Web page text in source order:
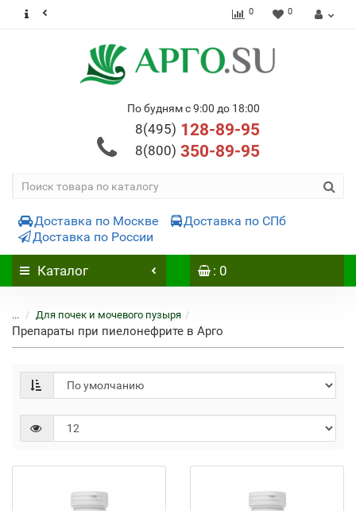
0 0
По будням с 9:00 до 18:00
8(495) 128-89-95
8(800) 350-89-95
Доставка по Москве
Доставка по СПб
Доставка по России
Каталог : 0
... Для почек и мочевого пузыря
Препараты при пиелонефрите в Арго